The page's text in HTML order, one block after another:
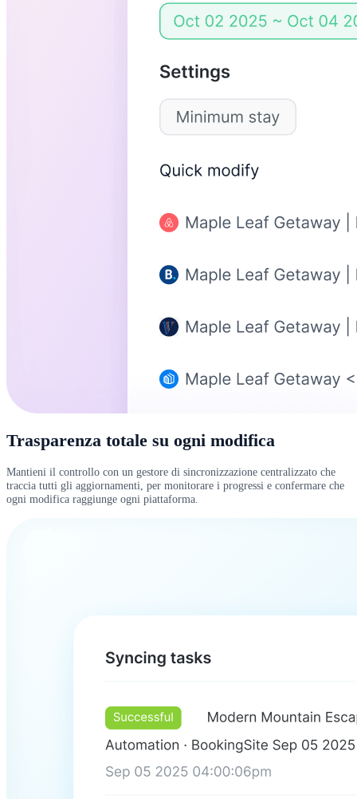
Trasparenza totale su ogni modifica
Mantieni il controllo con un gestore di sincronizzazione centralizzato che
traccia tutti gli aggiornamenti, per monitorare i progressi e confermare che
ogni modifica raggiunge ogni piattaforma.